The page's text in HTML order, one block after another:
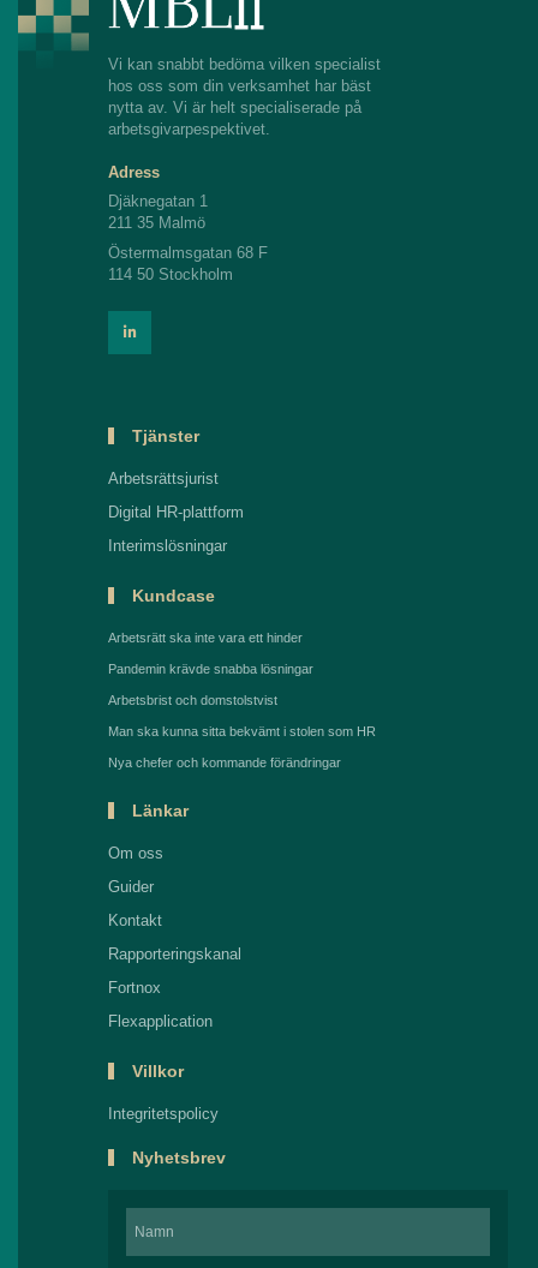
Vi kan snabbt bedöma vilken specialist
hos oss som din verksamhet har bäst
nytta av. Vi är helt specialiserade på
arbetsgivarpespektivet.
Adress
Djäknegatan 1
211 35 Malmö
Östermalmsgatan 68 F
114 50 Stockholm
Tjänster
Arbetsrättsjurist
Digital HR-plattform
Interimslösningar
Kundcase
Arbetsrätt ska inte vara ett hinder
Pandemin krävde snabba lösningar
Arbetsbrist och domstolstvist
Man ska kunna sitta bekvämt i stolen som HR
Nya chefer och kommande förändringar
Länkar
Om oss
Guider
Kontakt
Rapporteringskanal
Fortnox
Flexapplication
Villkor
Integritetspolicy
Nyhetsbrev